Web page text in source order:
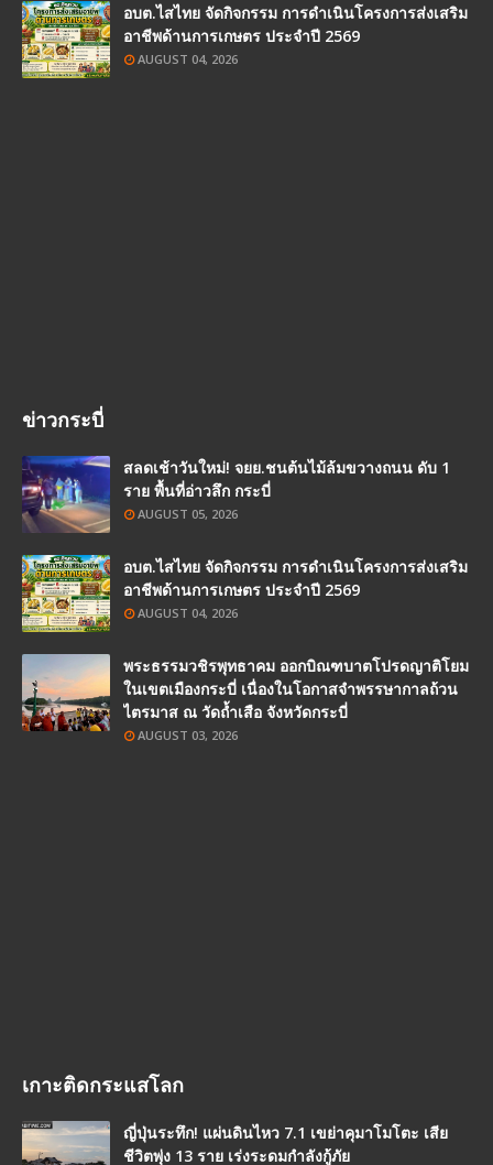
อบต.ไสไทย จัดกิจกรรม การดำเนินโครงการส่งเสริม
อาชีพด้านการเกษตร ประจำปี 2569
AUGUST 04, 2026
ข่าวกระบี่
สลดเช้าวันใหม่! จยย.ชนต้นไม้ล้มขวางถนน ดับ 1
ราย พื้นที่อ่าวลึก กระบี่
AUGUST 05, 2026
อบต.ไสไทย จัดกิจกรรม การดำเนินโครงการส่งเสริม
อาชีพด้านการเกษตร ประจำปี 2569
AUGUST 04, 2026
พระธรรมวชิรพุทธาคม ออกบิณฑบาตโปรดญาติโยม
ในเขตเมืองกระบี่ เนื่องในโอกาสจำพรรษากาลถ้วน
ไตรมาส ณ วัดถ้ำเสือ จังหวัดกระบี่
AUGUST 03, 2026
เกาะติดกระแสโลก
ญี่ปุ่นระทึก! แผ่นดินไหว 7.1 เขย่าคุมาโมโตะ เสีย
ชีวิตพุ่ง 13 ราย เร่งระดมกำลังกู้ภัย